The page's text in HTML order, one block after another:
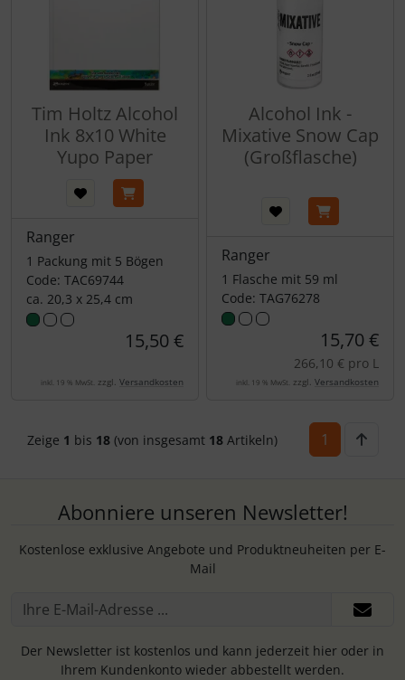
Tim Holtz Alcohol
Ink 8x10 White
Yupo Paper
Ranger
1 Packung mit 5 Bögen
Code: TAC69744
ca. 20,3 x 25,4 cm
15,50 €
inkl. 19 % MwSt. zzgl. Versandkosten
Alcohol Ink -
Mixative Snow Cap
(Großflasche)
Ranger
1 Flasche mit 59 ml
Code: TAG76278
15,70 €
266,10 € pro L
inkl. 19 % MwSt. zzgl. Versandkosten
Zeige 1 bis 18(von insgesamt 18Artikeln) 1
Abonniere unseren Newsletter!
Kostenlose exklusive Angebote und Produktneuheiten per E-
Mail
Der Newsletter ist kostenlos und kann jederzeit hier oder in
Ihrem Kundenkonto wieder abbestellt werden.